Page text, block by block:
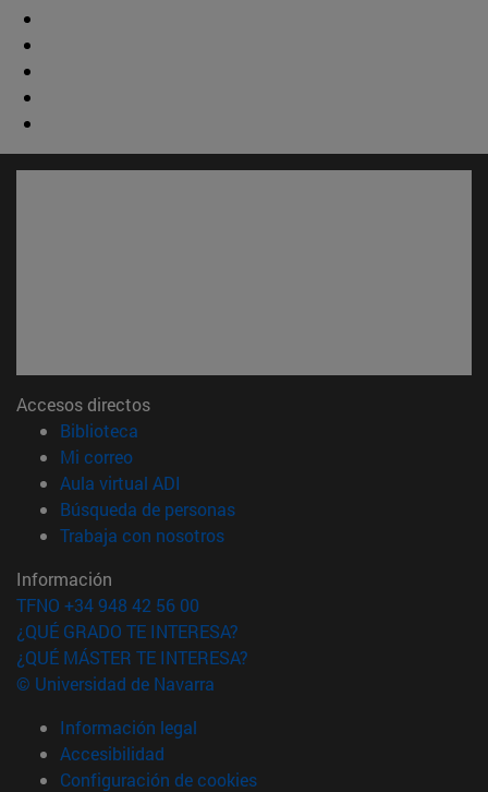
Accesos directos
Biblioteca
Mi correo(abre en nueva ventana)
Aula virtual ADI
Búsqueda de personas(abre en nueva ventana)
Trabaja con nosotros(abre en nueva ventana)
Información
TFNO +34 948 42 56 00
¿QUÉ GRADO TE INTERESA?
¿QUÉ MÁSTER TE INTERESA?
© Universidad de Navarra
Información legal
Accesibilidad
Configuración de cookies